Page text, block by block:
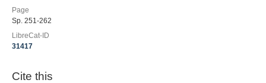
Page
Sp. 251-262
LibreCat-ID
31417
Cite this